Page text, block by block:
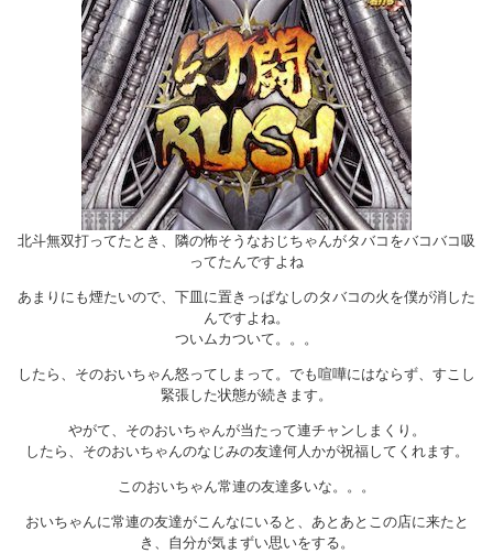
北斗無双打ってたとき、隣の怖そうなおじちゃんがタバコをバコバコ吸
ってたんですよね
あまりにも煙たいので、下皿に置きっぱなしのタバコの火を僕が消した
んですよね。
ついムカついて。。。
したら、そのおいちゃん怒ってしまって。でも喧嘩にはならず、すこし
緊張した状態が続きます。
やがて、そのおいちゃんが当たって連チャンしまくり。
したら、そのおいちゃんのなじみの友達何人かが祝福してくれます。
このおいちゃん常連の友達多いな。。。
おいちゃんに常連の友達がこんなにいると、あとあとこの店に来たと
き、自分が気まずい思いをする。